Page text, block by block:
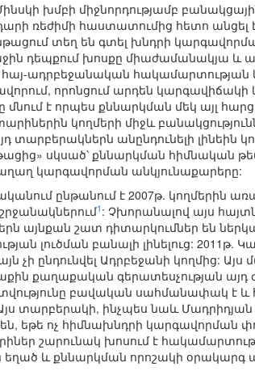
խմբի միջնորդությամբ
ռեժիմի հաստատումից հետո անցել
տեղ են գտել խնդրի
դեպքում խոսքը միաժամանակյա
ադրբեջանական հակամարտության
որոնցում արդեն
է որպես քննարկման մեկ այլ
կողմերի միջև
տարբերակներն անընդունելի լինեին
սկսած՝ քննարկման հիմնական
կարգավորման անկյունաքարերը:
ընթանում է 2007թ. կողմերին
1 : Չխորանալով այս
այնքան շատ դիտարկումներ են
լուծման բանալի լինելուց: 2011թ.
չի ընդունվել Ադրբեջանի կողմից:
քաղաքական գերատեսչության
բավական սահմանափակ է և
տարբերակի, ինչպես նաև Մադրիդյան
են, եթե ոչ հիմնախնդրի կարգավորման
շարունակ խոսում է
և քննարկման որոշակի օրակարգ